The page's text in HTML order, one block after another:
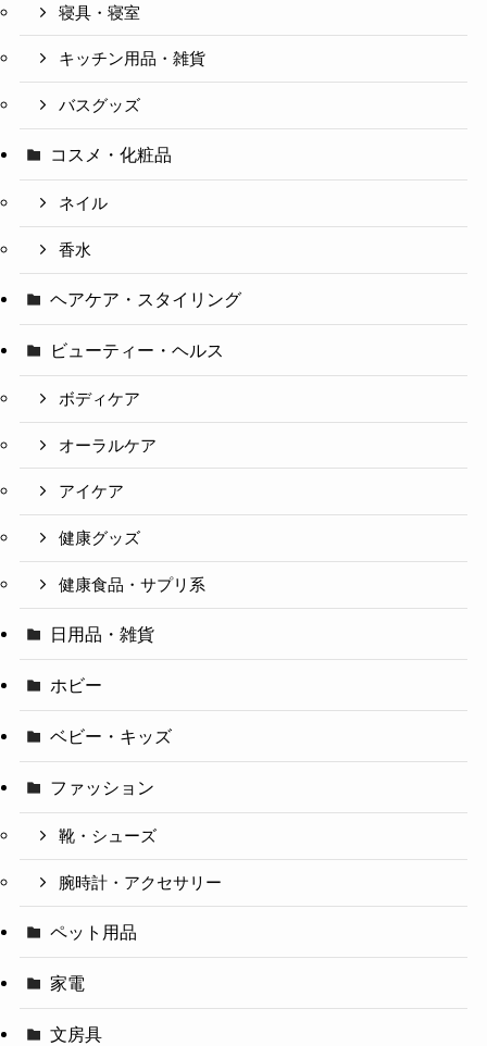
寝具・寝室
キッチン用品・雑貨
バスグッズ
コスメ・化粧品
ネイル
香水
ヘアケア・スタイリング
ビューティー・ヘルス
ボディケア
オーラルケア
アイケア
健康グッズ
健康食品・サプリ系
日用品・雑貨
ホビー
ベビー・キッズ
ファッション
靴・シューズ
腕時計・アクセサリー
ペット用品
家電
文房具